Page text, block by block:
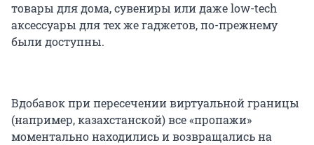
товары для дома, сувениры или даже low-tech
аксессуары для тех же гаджетов, по-прежнему
были доступны.
Вдобавок при пересечении виртуальной границы
(например, казахстанской) все «пропажи»
моментально находились и возвращались на